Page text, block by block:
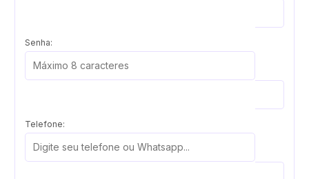
Senha:
Telefone: